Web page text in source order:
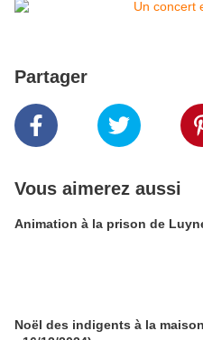
Partager
Vous aimerez aussi
Animation à la prison de
Noël des indigents à la